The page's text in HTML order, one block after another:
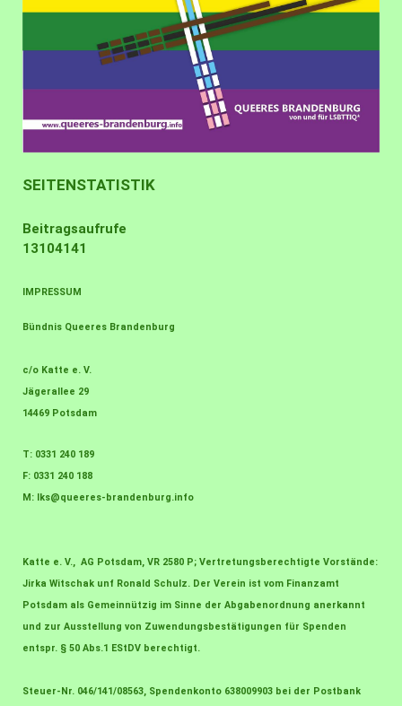
SEITENSTATISTIK
Beitragsaufrufe
13104141
IMPRESSUM
Bündnis Queeres Brandenburg
c/o Katte e. V.
Jägerallee 29
14469 Potsdam
T: 0331 240 189
F: 0331 240 188
M:
lks@queeres-brandenburg.info
Katte e. V., AG Potsdam, VR 2580 P; Vertretungsberechtigte Vorstände:
Jirka Witschak unf Ronald Schulz. Der Verein ist vom Finanzamt
Potsdam als Gemeinnützig im Sinne der Abgabenordnung anerkannt
und zur Ausstellung von Zuwendungsbestätigungen für Spenden
entspr. § 50 Abs.1 EStDV berechtigt.
Steuer-Nr. 046/141/08563, Spendenkonto 638009903 bei der Postbank